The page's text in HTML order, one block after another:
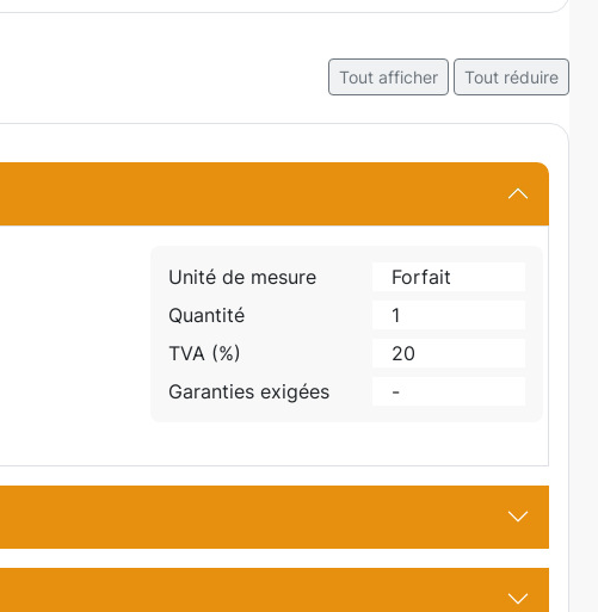
Tout afficher Tout réduire
Unité de mesure
Forfait
Quantité
1
TVA (%)
20
Garanties exigées
-